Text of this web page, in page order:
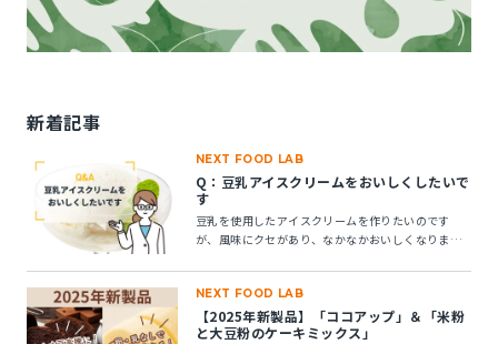
新着記事
NEXT FOOD LAB
Q：豆乳アイスクリームをおいしくしたいで
す
豆乳を使用したアイスクリームを作りたいのです
が、風味にクセがあり、なかなかおいしくなりませ
NEXT FOOD LAB
【2025年新製品】「ココアップ」＆「米粉
と大豆粉のケーキミックス」